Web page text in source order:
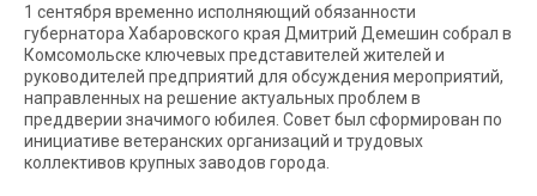
1 сентября временно исполняющий обязанности
губернатора Хабаровского края Дмитрий Демешин собрал в
Комсомольске ключевых представителей жителей и
руководителей предприятий для обсуждения мероприятий,
направленных на решение актуальных проблем в
преддверии значимого юбилея. Совет был сформирован по
инициативе ветеранских организаций и трудовых
коллективов крупных заводов города.